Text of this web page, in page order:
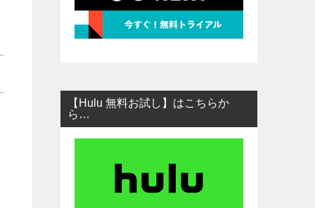
【Hulu 無料お試し】はこちらか
ら…